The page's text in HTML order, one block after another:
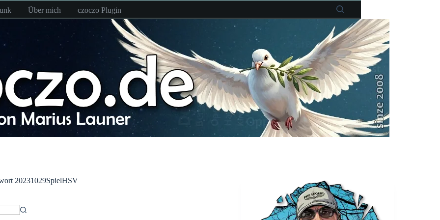
Über mich czoczo Plugin
20231029SpielHSV